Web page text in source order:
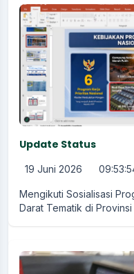
Update Status
19 Juni 2026
Mengikuti Sosialisasi
Darat Tematik di